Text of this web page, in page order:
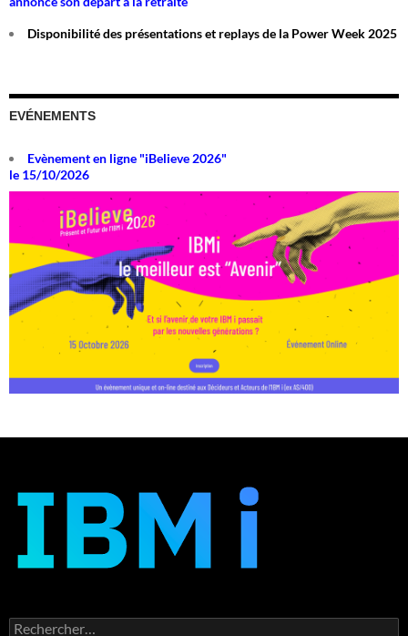
Disponibilité des présentations et replays de la Power Week 2025
EVÉNEMENTS
Evènement en ligne "iBelieve 2026"
le 15/10/2026
Rechercher :